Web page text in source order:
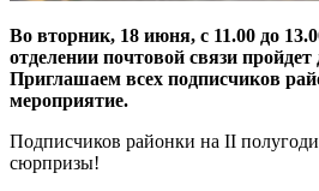
Во вторник, 18 июня, с 11.00 до
отделении почтовой связи
Приглашаем всех подписчиков
мероприятие.
Подписчиков районки на II
сюрпризы!